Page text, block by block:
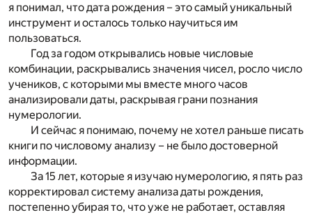
я понимал, что дата рождения – это самый уникальный
инструмент и осталось только научиться им
пользоваться.
Год за годом открывались новые числовые
комбинации, раскрывались значения чисел, росло число
учеников, с которыми мы вместе много часов
анализировали даты, раскрывая грани познания
нумерологии.
И сейчас я понимаю, почему не хотел раньше писать
книги по числовому анализу – не было достоверной
информации.
За 15 лет, которые я изучаю нумерологию, я пять раз
корректировал систему анализа даты рождения,
постепенно убирая то, что уже не работает, оставляя